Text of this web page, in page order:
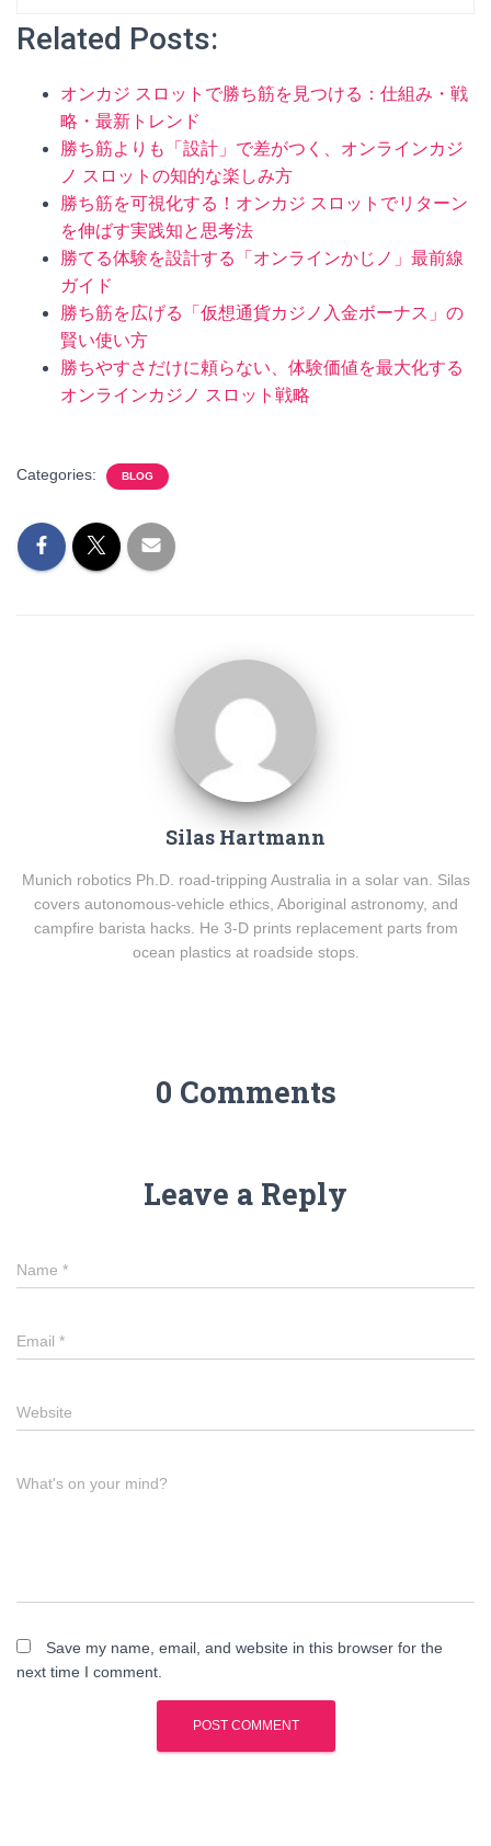
Related Posts:
オンカジ スロットで勝ち筋を見つける：仕組み・戦
略・最新トレンド
勝ち筋よりも「設計」で差がつく、オンラインカジ
ノ スロットの知的な楽しみ方
勝ち筋を可視化する！オンカジ スロットでリターン
を伸ばす実践知と思考法
勝てる体験を設計する「オンラインかじノ」最前線
ガイド
勝ち筋を広げる「仮想通貨カジノ入金ボーナス」の
賢い使い方
勝ちやすさだけに頼らない、体験価値を最大化する
オンラインカジノ スロット戦略
Categories: BLOG
Silas Hartmann
Munich robotics Ph.D. road-tripping Australia in a solar van. Silas
covers autonomous-vehicle ethics, Aboriginal astronomy, and
campfire barista hacks. He 3-D prints replacement parts from
ocean plastics at roadside stops.
0 Comments
Leave a Reply
Name *
Email *
Website
What's on your mind?
Save my name, email, and website in this browser for the
next time I comment.